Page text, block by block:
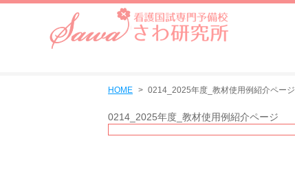
HOME 0214_2025年度_教材使用例紹介ページ
0214_2025年度_教材使用例紹介ページ